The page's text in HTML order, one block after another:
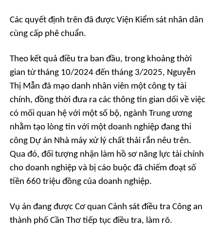
Các quyết định trên đã được Viện Kiểm sát nhân dân
cùng cấp phê chuẩn.
Theo kết quả điều tra ban đầu, trong khoảng thời
gian từ tháng 10/2024 đến tháng 3/2025, Nguyễn
Thị Mẫn đã mạo danh nhân viên một công ty tài
chính, đồng thời đưa ra các thông tin gian dối về việc
có mối quan hệ với một số bộ, ngành Trung ương
nhằm tạo lòng tin với một doanh nghiệp đang thi
công Dự án Nhà máy xử lý chất thải rắn nêu trên.
Qua đó, đối tượng nhận làm hồ sơ năng lực tài chính
cho doanh nghiệp và bị cáo buộc đã chiếm đoạt số
tiền 660 triệu đồng của doanh nghiệp.
Vụ án đang được Cơ quan Cảnh sát điều tra Công an
thành phố Cần Thơ tiếp tục điều tra, làm rõ.